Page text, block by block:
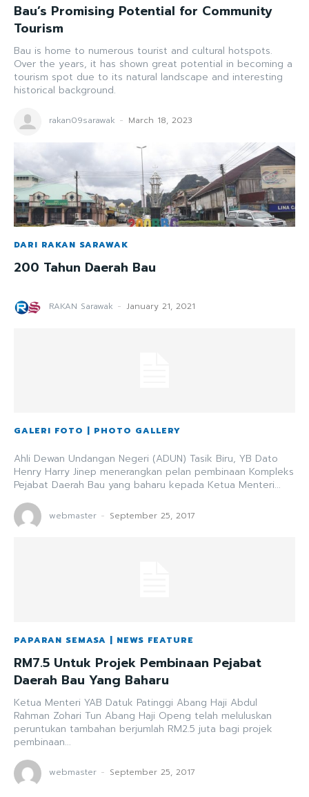
Bau’s Promising Potential for Community
Tourism
Bau is home to numerous tourist and cultural hotspots.
Over the years, it has shown great potential in becoming a
tourism spot due to its natural landscape and interesting
historical background.
rakan09sarawak - March 18, 2023
DARI RAKAN SARAWAK
200 Tahun Daerah Bau
RAKAN Sarawak - January 21, 2021
GALERI FOTO | PHOTO GALLERY
Ahli Dewan Undangan Negeri (ADUN) Tasik Biru, YB Dato
Henry Harry Jinep menerangkan pelan pembinaan Kompleks
Pejabat Daerah Bau yang baharu kepada Ketua Menteri...
webmaster - September 25, 2017
PAPARAN SEMASA | NEWS FEATURE
RM7.5 Untuk Projek Pembinaan Pejabat
Daerah Bau Yang Baharu
Ketua Menteri YAB Datuk Patinggi Abang Haji Abdul
Rahman Zohari Tun Abang Haji Openg telah meluluskan
peruntukan tambahan berjumlah RM2.5 juta bagi projek
pembinaan...
webmaster - September 25, 2017